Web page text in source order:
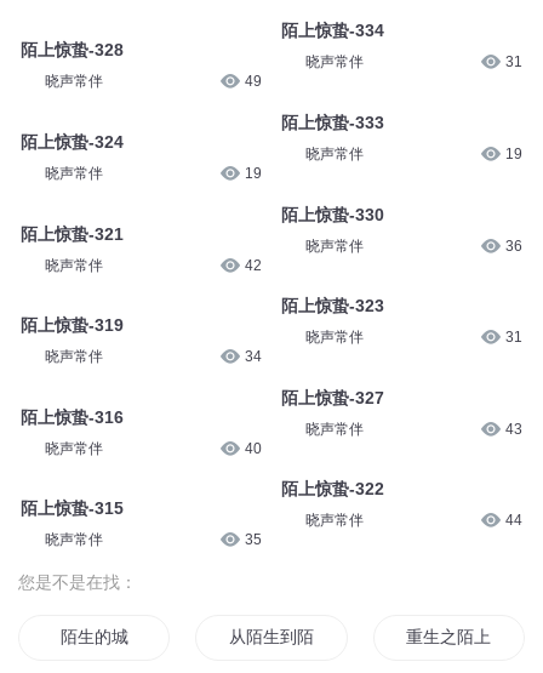
陌上惊蛰-328
晓声常伴 49
陌上惊蛰-324
晓声常伴 19
陌上惊蛰-321
晓声常伴 42
陌上惊蛰-319
晓声常伴 34
陌上惊蛰-316
晓声常伴 40
陌上惊蛰-315
晓声常伴 35
陌上惊蛰-334
晓声常伴 31
陌上惊蛰-333
晓声常伴 19
陌上惊蛰-330
晓声常伴 36
陌上惊蛰-323
晓声常伴 31
陌上惊蛰-327
晓声常伴 43
陌上惊蛰-322
晓声常伴 44
您是不是在找：
陌生的城 从陌生到陌路 重生之陌上归